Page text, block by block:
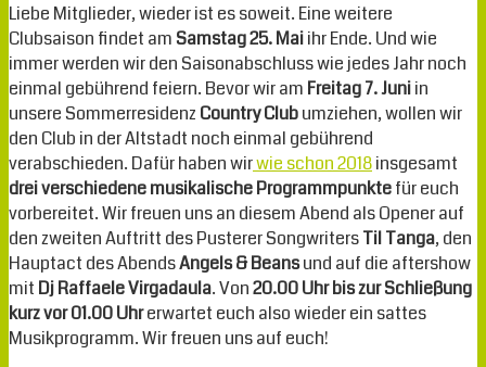
Liebe Mitglieder, wieder ist es soweit. Eine weitere
Clubsaison findet am Samstag 25. Maiihr Ende. Und wie
immer werden wir den Saisonabschluss wie jedes Jahr noch
einmal gebührend feiern. Bevor wir am Freitag 7. Juniin
unsere Sommerresidenz Country Clubumziehen, wollen wir
den Club in der Altstadt noch einmal gebührend
verabschieden. Dafür haben wirwie schon 2018insgesamt
drei verschiedene musikalische Programmpunktefür euch
vorbereitet. Wir freuen uns an diesem Abend als Opener auf
den zweiten Auftritt des Pusterer SongwritersTil Tanga, den
Hauptact des AbendsAngels & Beansund auf die aftershow
mit Dj Raffaele Virgadaula. Von20.00 Uhr bis zur Schließung
kurz vor 01.00 Uhrerwartet euch also wieder ein sattes
Musikprogramm. Wir freuen uns auf euch!